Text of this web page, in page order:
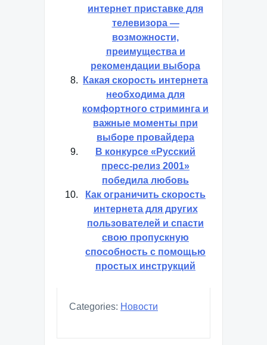
интернет приставке для
телевизора —
возможности,
преимущества и
рекомендации выбора
Какая скорость интернета
необходима для
комфортного стриминга и
важные моменты при
выборе провайдера
В конкурсе «Русский
пресс-релиз 2001»
победила любовь
Как ограничить скорость
интернета для других
пользователей и спасти
свою пропускную
способность с помощью
простых инструкций
Categories: Новости